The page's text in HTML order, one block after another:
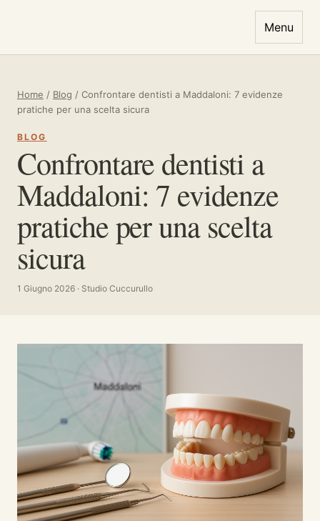
Menu
Home / Blog / Confrontare dentisti a Maddaloni: 7 evidenze
pratiche per una scelta sicura
BLOG
Confrontare dentisti a
Maddaloni: 7 evidenze
pratiche per una scelta
sicura
1 Giugno 2026 · Studio Cuccurullo